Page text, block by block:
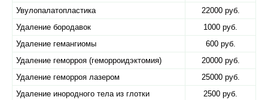
Увулопалатопластика
22000 руб.
Удаление бородавок
1000 руб.
Удаление гемангиомы
600 руб.
Удаление геморроя (геморроидэктомия)
20000 руб.
Удаление геморроя лазером
25000 руб.
Удаление инородного тела из глотки
2500 руб.